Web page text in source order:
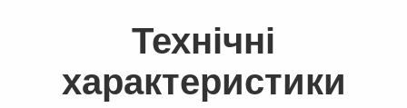
Технічні
характеристики